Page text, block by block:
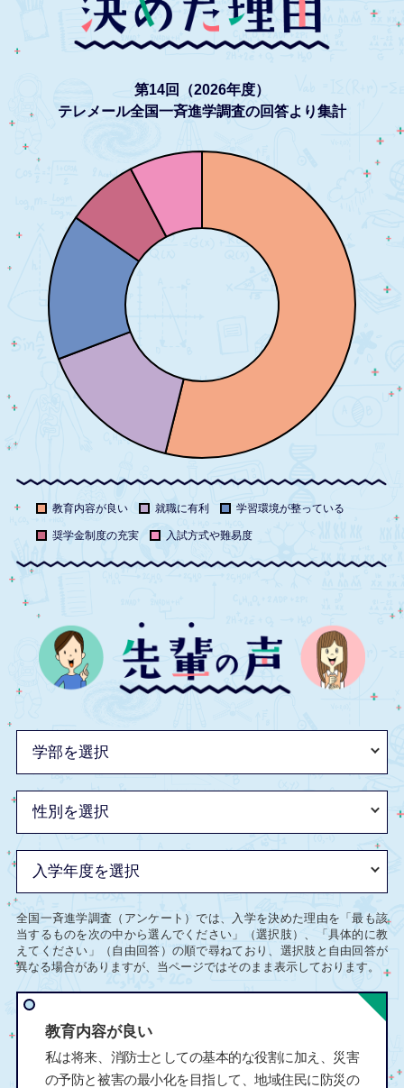
第14回（2026年度）
テレメール全国一斉進学調査の回答より集計
教育内容が良い 就職に有利 学習環境が整っている
奨学金制度の充実 入試方式や難易度
全国一斉進学調査（アンケート）では、入学を決めた理由を「最も該
当するものを次の中から選んでください」（選択肢）、「具体的に教
えてください」（自由回答）の順で尋ねており、選択肢と自由回答が
異なる場合がありますが、当ページではそのまま表示しております。
教育内容が良い
私は将来、消防士としての基本的な役割に加え、災害
の予防と被害の最小化を目指して、地域住民に防災の